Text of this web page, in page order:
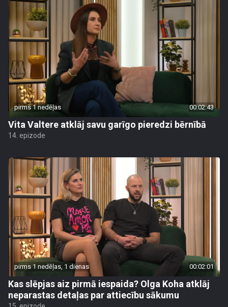
pirms 1 nedēļas 00:02:43
Vita Valtere atklāj savu garīgo pieredzi bērnībā
14. epizode
pirms 1 nedēļas, 1 dienas 00:02:01
Kas slēpjas aiz pirmā iespaida? Olga Koha atklāj
neparastas detaļas par attiecību sākumu